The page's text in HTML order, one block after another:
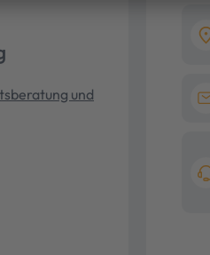
und